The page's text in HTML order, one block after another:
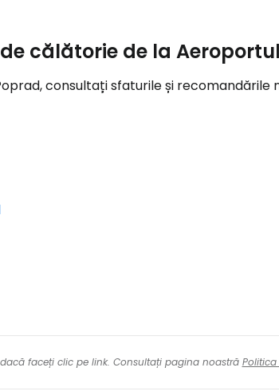
călătorie de la
consultați sfaturile și recomandările
faceți clic pe link. Consultați pagina noastră
Continuați cu Facebook